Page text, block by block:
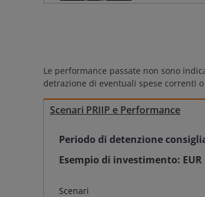
Le performance passate non sono
detrazione di eventuali spese correnti
Scenari PRIIP e Performance
Periodo di detenzione
Esempio di investimento:
Scenari